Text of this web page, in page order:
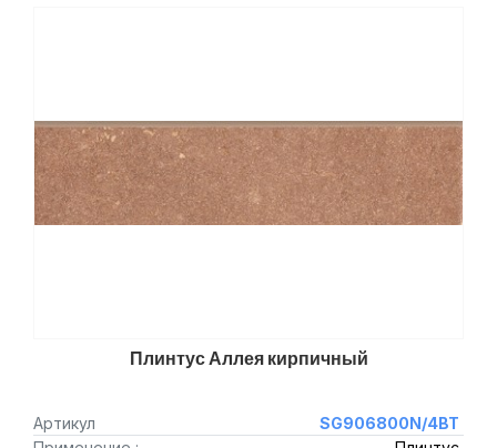
Плинтус Аллея кирпичный
Артикул
SG906800N/4BT